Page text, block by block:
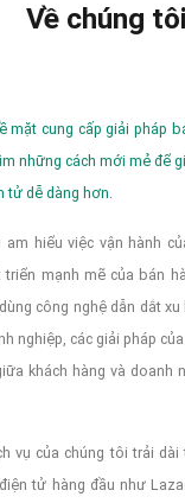
Về chúng tôi
mặt cung cấp giải pháp
những cách mới mẻ để
tử dễ dàng hơn.
hiểu việc vận hành
mạnh mẽ của bán
công nghệ dẫn dắt
nghiệp, các giải pháp
khách hàng và doanh
vụ của chúng tôi trải
tử hàng đầu như